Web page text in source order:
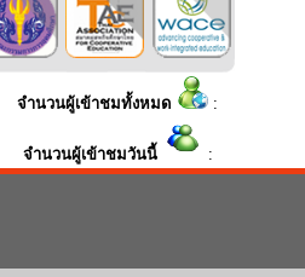
จำนวนผู้เข้าชมทั้งหมด :
จำนวนผู้เข้าชมวันนี้ :